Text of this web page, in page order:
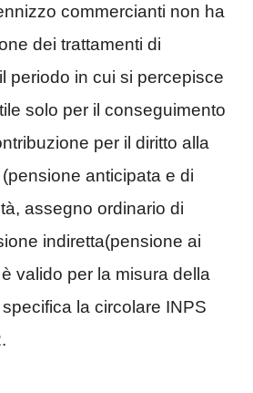
commercianti non ha
dei trattamenti di
periodo in cui si percepisce
solo per il conseguimento
per il diritto alla
anticipata e di
assegno ordinario di
indiretta(pensione ai
valido per la misura della
la circolare INPS